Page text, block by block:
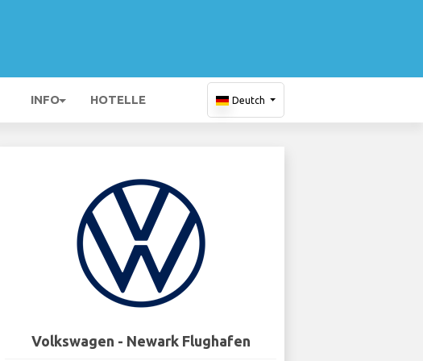
INFO HOTELLE Deutch
Volkswagen - Newark Flughafen